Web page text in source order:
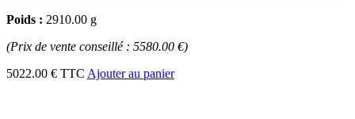
Poids : 2910.00 g
(Prix de vente conseillé : 5580.00 €)
5022.00 € TTC Ajouter au panier